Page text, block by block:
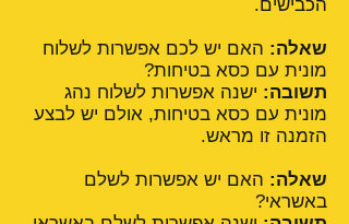
הכבישים.
שאלה: האם יש לכם אפשרות לשלוח
מונית עם כסא בטיחות?
תשובה: ישנה אפשרות לשלוח נהג
מונית עם כסא בטיחות, אולם יש לבצע
הזמנה זו מראש.
שאלה: האם יש אפשרות לשלם
באשראי?